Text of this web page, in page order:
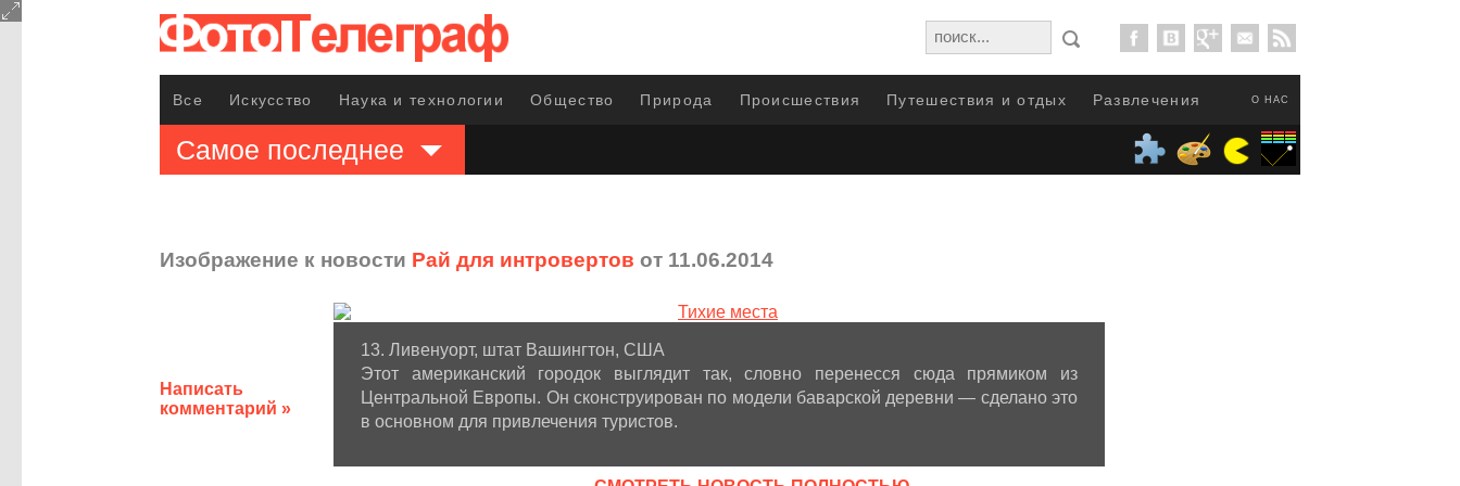
О НАС
Все Искусство Наука и технологии Общество Природа Происшествия Путешествия и отдых Развлечения
Самое последнее
Изображение к новости Рай для интровертов от 11.06.2014
Написать
комментарий »
13. Ливенуорт, штат Вашингтон, США
Этот американский городок выглядит так, словно перенесся сюда прямиком из
Центральной Европы. Он сконструирован по модели баварской деревни — сделано это
в основном для привлечения туристов.